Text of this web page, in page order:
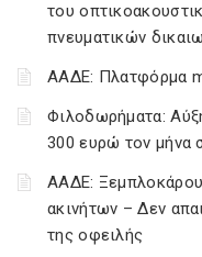
του
πνευματικών
ΑΑΔΕ: Πλατφόρμα
Φιλοδωρήματα:
300 ευρώ τον μήνα
ΑΑΔΕ:
ακινήτων – Δεν
της οφειλής